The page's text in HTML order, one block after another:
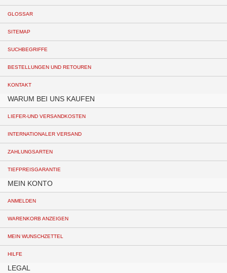
GLOSSAR
SITEMAP
SUCHBEGRIFFE
BESTELLUNGEN UND RETOUREN
KONTAKT
WARUM BEI UNS KAUFEN
LIEFER-UND VERSANDKOSTEN
INTERNATIONALER VERSAND
ZAHLUNGSARTEN
TIEFPREISGARANTIE
MEIN KONTO
ANMELDEN
WARENKORB ANZEIGEN
MEIN WUNSCHZETTEL
HILFE
LEGAL